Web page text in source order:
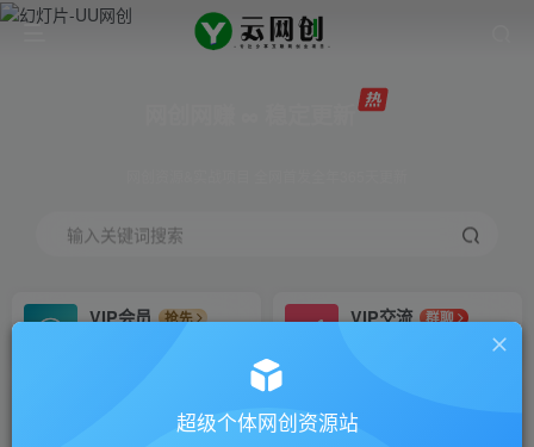
输入关键词搜索
VIP会员
抢先
VIP交流
群聊
研究探讨更多创业项目路子。
会员专属推广链接
招募站长
超级个体网创资源站